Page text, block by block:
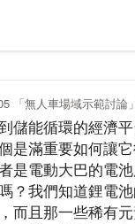
「無人車場域示範討論
儲能循環的經濟
是滿重要如何讓
是電動大巴的電
？我們知道鋰電
而且那一些稀有